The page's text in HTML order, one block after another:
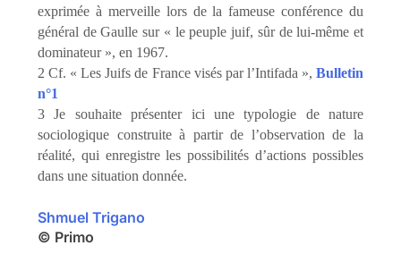
exprimée à merveille lors de la fameuse conférence du
général de Gaulle sur « le peuple juif, sûr de lui-même et
dominateur », en 1967.
2 Cf. « Les Juifs de France visés par l’Intifada », Bulletin
n°1
3 Je souhaite présenter ici une typologie de nature
sociologique construite à partir de l’observation de la
réalité, qui enregistre les possibilités d’actions possibles
dans une situation donnée.
Shmuel Trigano
© Primo